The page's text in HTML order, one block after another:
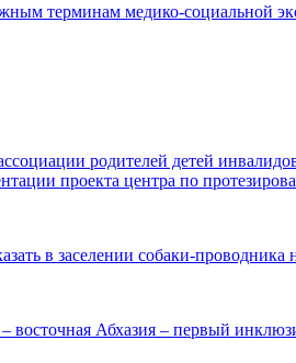
терминам медико-социальной
родителей детей
проекта центра по
в заселении собаки-проводника
восточная Абхазия – первый